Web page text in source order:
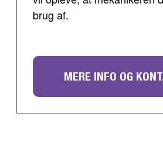
brug af.
MERE INFO OG